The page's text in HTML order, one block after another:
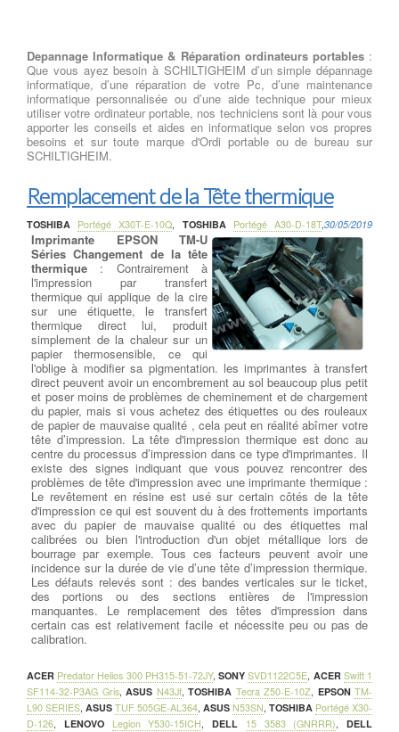
Depannage Informatique & Réparation ordinateurs portables:
Que vous ayez besoin à SCHILTIGHEIM d’un simple dépannage
informatique, d’une réparation de votre Pc, d’une maintenance
informatique personnalisée ou d’une aide technique pour mieux
utiliser votre ordinateur portable, nos techniciens sont là pour vous
apporter les conseils et aides en informatique selon vos propres
besoins et sur toute marque d'Ordi portable ou de bureau sur
SCHILTIGHEIM.
Remplacement de la Tête thermique
30/05/2019
Imprimante EPSON TM-U
Séries Changement de la tête
thermique : Contrairement à
l'impression par transfert
thermique qui applique de la cire
sur une étiquette, le transfert
thermique direct lui, produit
simplement de la chaleur sur un
papier thermosensible, ce qui
l'oblige à modifier sa pigmentation. les imprimantes à transfert
direct peuvent avoir un encombrement au sol beaucoup plus petit
et poser moins de problèmes de cheminement et de chargement
du papier, mais si vous achetez des étiquettes ou des rouleaux
de papier de mauvaise qualité , cela peut en réalité abîmer votre
tête d’impression. La tête d'impression thermique est donc au
centre du processus d’impression dans ce type d'imprimantes. Il
existe des signes indiquant que vous pouvez rencontrer des
problèmes de tête d'impression avec une imprimante thermique :
Le revêtement en résine est usé sur certain côtés de la tête
d'impression ce qui est souvent du à des frottements importants
avec du papier de mauvaise qualité ou des étiquettes mal
calibrées ou bien l'introduction d'un objet métallique lors de
bourrage par exemple. Tous ces facteurs peuvent avoir une
incidence sur la durée de vie d’une tête d’impression thermique.
Les défauts relevés sont : des bandes verticales sur le ticket,
des portions ou des sections entières de l'impression
manquantes. Le remplacement des têtes d'impression dans
certain cas est relativement facile et nécessite peu ou pas de
calibration.
TOSHIBA Portégé X30T-E-10Q, TOSHIBA Portégé A30-D-18T,
ACER Predator Helios 300 PH315-51-72JY,SONY SVD1122C5E, ACER Swift 1
SF114-32-P3AG Gris, ASUS N43Jf, TOSHIBA Tecra Z50-E-10Z, EPSON TM-
L90 SERIES, ASUS TUF 505GE-AL364, ASUS N53SN, TOSHIBA Portégé X30-
D-126, LENOVO Legion Y530-15ICH, DELL 15 3583 (GNRRR), DELL